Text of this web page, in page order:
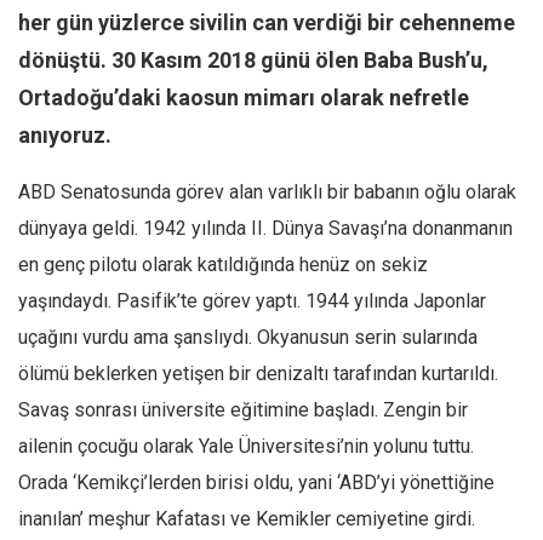
Ömer Kayani
Yusuf Armağan
Hasanali Yıldırım
Leyla Şerif Emin
Selçuk Türkyılmaz
Mehmet Ali Tekin
Abir E. Nahas
Amina S. Jenenkovic
Bağdagül Öz
Esra Elönü
» Yazar arşivi
Bu Sayı
Tüm Sayılar
her gün yüzlerce sivilin can verdiği bir cehenneme
dönüştü. 30 Kasım 2018 günü ölen Baba Bush’u,
Ortadoğu’daki kaosun mimarı olarak nefretle
anıyoruz.
ABD Senatosunda görev alan varlıklı bir babanın oğlu olarak
dünyaya geldi. 1942 yılında II. Dünya Savaşı’na donanmanın
en genç pilotu olarak katıldığında henüz on sekiz
yaşındaydı. Pasifik’te görev yaptı. 1944 yılında Japonlar
uçağını vurdu ama şanslıydı. Okyanusun serin sularında
ölümü beklerken yetişen bir denizaltı tarafından kurtarıldı.
Savaş sonrası üniversite eğitimine başladı. Zengin bir
ailenin çocuğu olarak Yale Üniversitesi’nin yolunu tuttu.
Orada ‘Kemikçi’lerden birisi oldu, yani ‘ABD’yi yönettiğine
inanılan’ meşhur Kafatası ve Kemikler cemiyetine girdi.